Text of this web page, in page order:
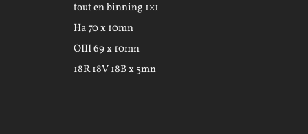
tout en binning 1×1
Ha 70 x 10mn
OIII 69 x 10mn
18R 18V 18B x 5mn